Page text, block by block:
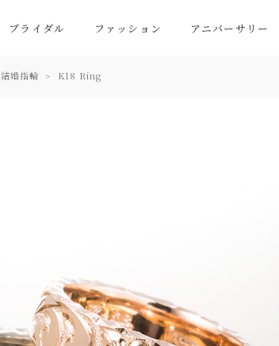
ブライダル ファッション アニバーサリー
結婚指輪 K18 Ring